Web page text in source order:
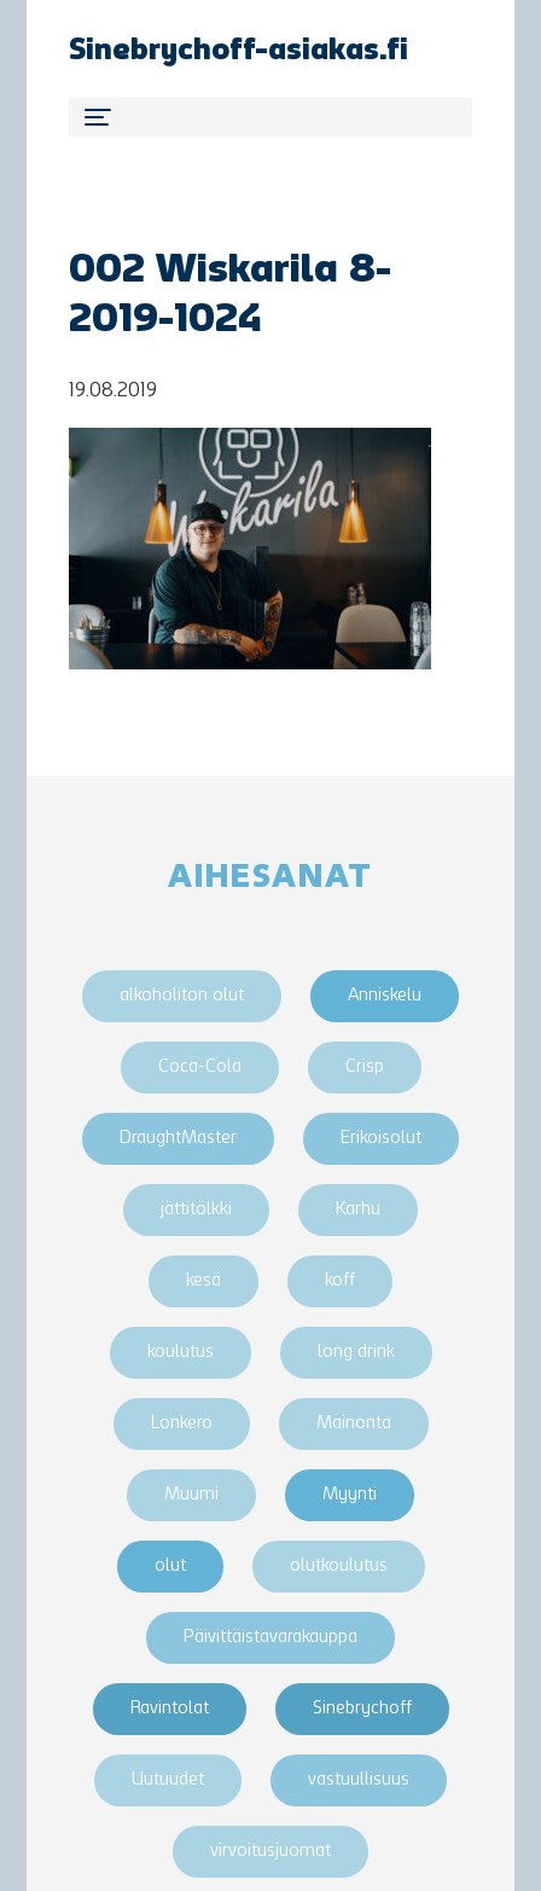
Sinebrychoff-asiakas.fi
002 Wiskarila 8-
2019-1024
19.08.2019
AIHESANAT
alkoholiton olut Anniskelu
Coca-Cola Crisp
DraughtMaster Erikoisolut
jättitölkki Karhu
kesä koff
koulutus long drink
Lonkero Mainonta
Muumi Myynti
olut olutkoulutus
Päivittäistavarakauppa
Ravintolat Sinebrychoff
Uutuudet vastuullisuus
virvoitusjuomat